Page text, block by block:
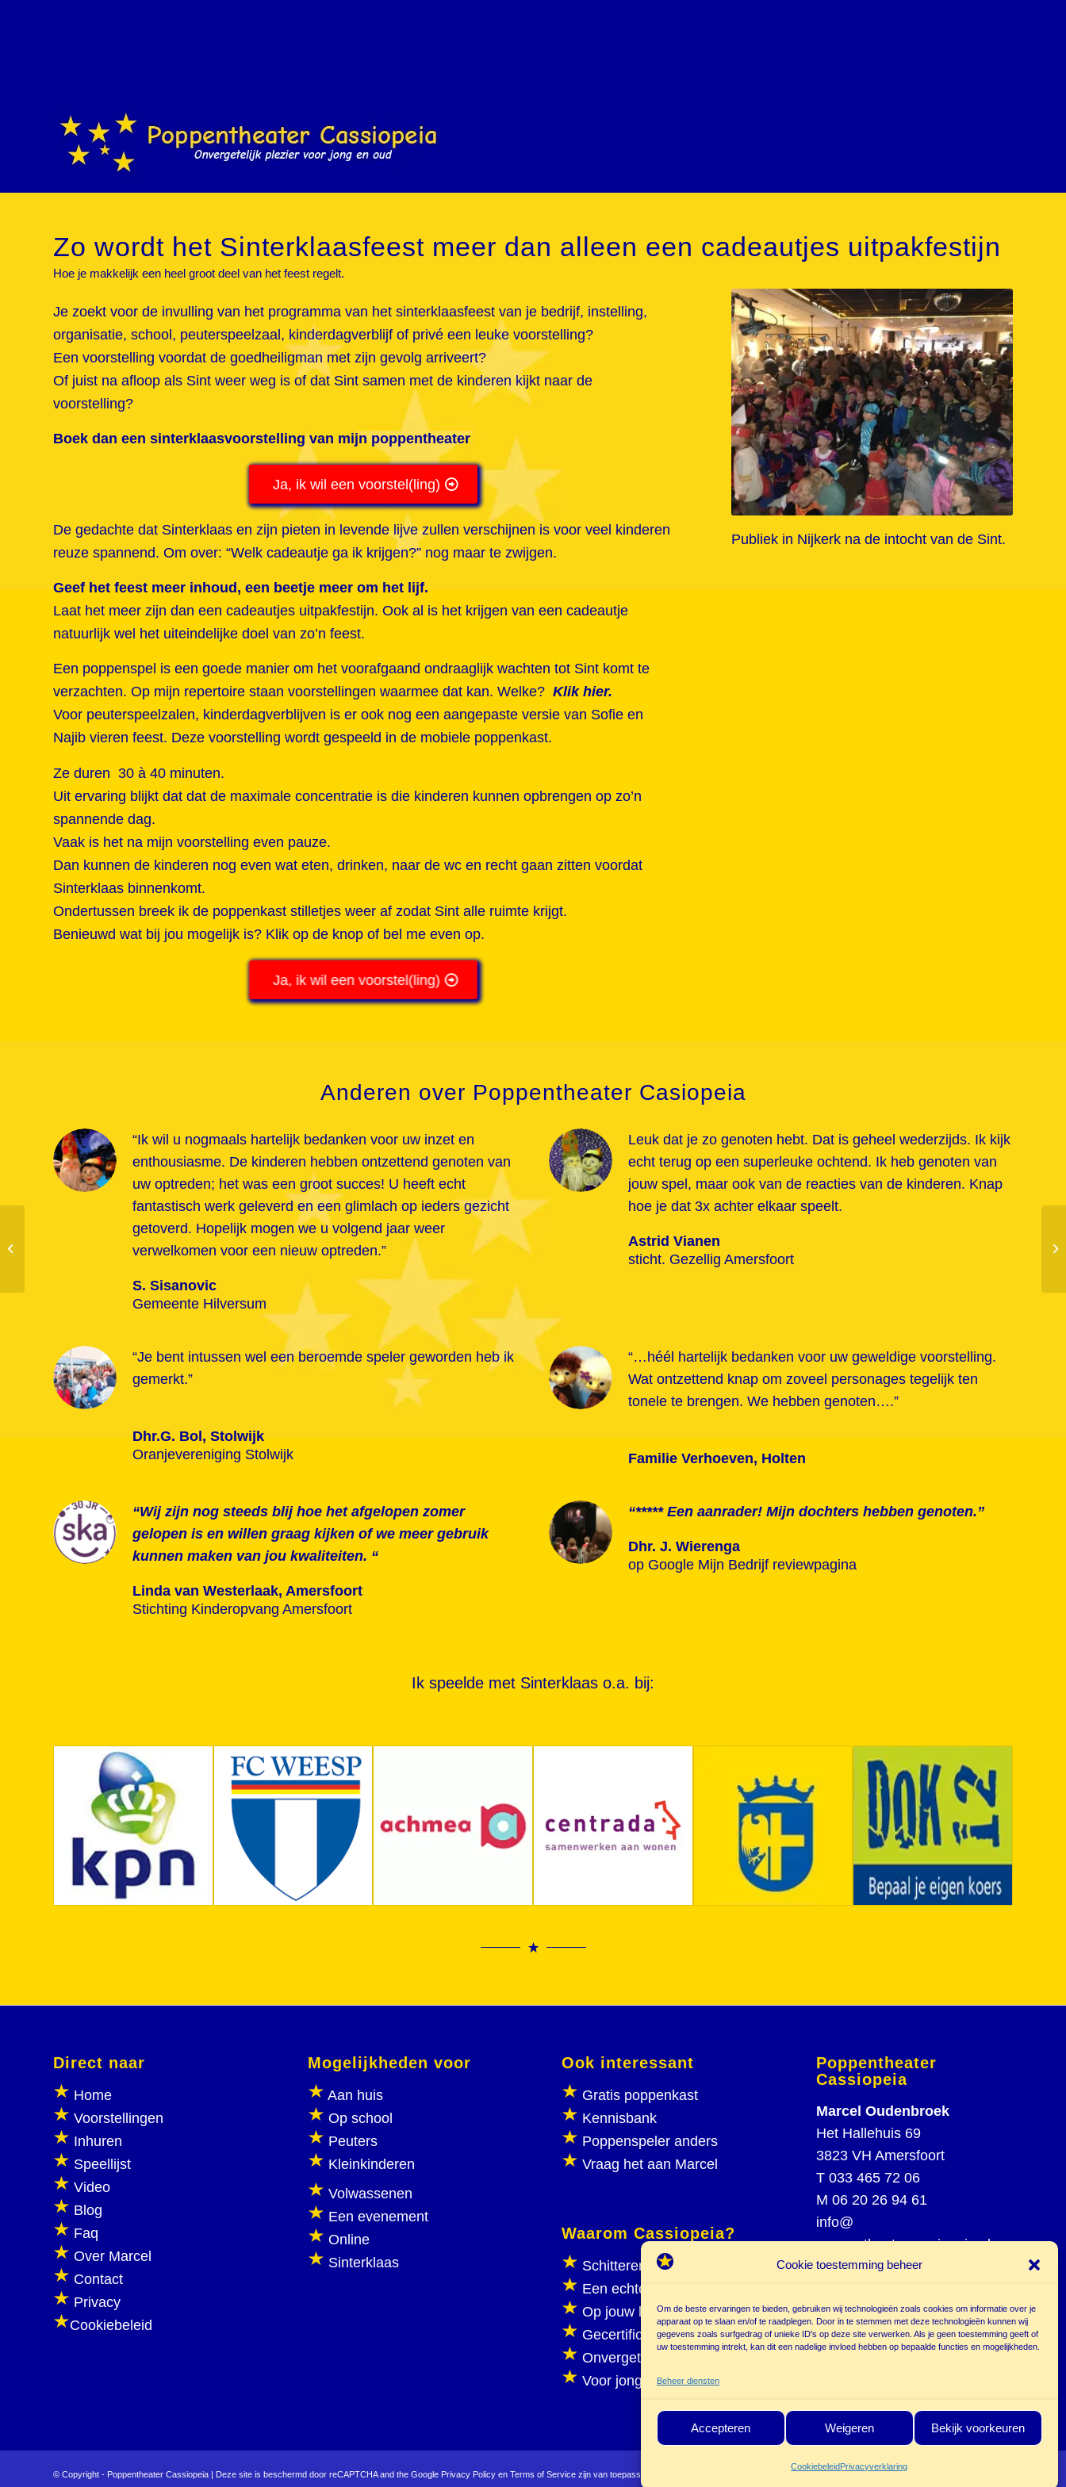
Cookie toestemming beheer
Om de beste ervaringen te bieden, gebruiken wij technologieën zoals cookies om informatie over je
apparaat op te slaan en/of te raadplegen. Door in te stemmen met deze technologieën kunnen wij
gegevens zoals surfgedrag of unieke ID's op deze site verwerken. Als je geen toestemming geeft of
uw toestemming intrekt, kan dit een nadelige invloed hebben op bepaalde functies en mogelijkheden.
Beheer diensten
Accepteren Weigeren Bekijk voorkeuren
CookiebeleidPrivacyverklaring
Zo wordt het Sinterklaasfeest meer dan alleen een cadeautjes uitpakfestijn
Hoe je makkelijk een heel groot deel van het feest regelt.
Je zoekt voor de invulling van het programma van het sinterklaasfeest van je bedrijf, instelling,
organisatie, school, peuterspeelzaal, kinderdagverblijf of privé een leuke voorstelling?
Een voorstelling voordat de goedheiligman met zijn gevolg arriveert?
Of juist na afloop als Sint weer weg is of dat Sint samen met de kinderen kijkt naar de
voorstelling?
Boek dan een sinterklaasvoorstelling van mijn poppentheater
Ja, ik wil een voorstel(ling)
De gedachte dat Sinterklaas en zijn pieten in levende lijve zullen verschijnen is voor veel kinderen
reuze spannend. Om over: “Welk cadeautje ga ik krijgen?” nog maar te zwijgen.
Geef het feest meer inhoud, een beetje meer om het lijf.
Laat het meer zijn dan een cadeautjes uitpakfestijn. Ook al is het krijgen van een cadeautje
natuurlijk wel het uiteindelijke doel van zo’n feest.
Een poppenspel is een goede manier om het voorafgaand ondraaglijk wachten tot Sint komt te
verzachten. Op mijn repertoire staan voorstellingen waarmee dat kan. Welke? Klik hier.
Voor peuterspeelzalen, kinderdagverblijven is er ook nog een aangepaste versie van Sofie en
Najib vieren feest. Deze voorstelling wordt gespeeld in de mobiele poppenkast.
Ze duren 30 à 40 minuten.
Uit ervaring blijkt dat dat de maximale concentratie is die kinderen kunnen opbrengen op zo’n
spannende dag.
Vaak is het na mijn voorstelling even pauze.
Dan kunnen de kinderen nog even wat eten, drinken, naar de wc en recht gaan zitten voordat
Sinterklaas binnenkomt.
Ondertussen breek ik de poppenkast stilletjes weer af zodat Sint alle ruimte krijgt.
Benieuwd wat bij jou mogelijk is? Klik op de knop of bel me even op.
Ja, ik wil een voorstel(ling)
Publiek in Nijkerk na de intocht van de Sint.
Anderen over Poppentheater Casiopeia
“Ik wil u nogmaals hartelijk bedanken voor uw inzet en
enthousiasme. De kinderen hebben ontzettend genoten van
uw optreden; het was een groot succes! U heeft echt
fantastisch werk geleverd en een glimlach op ieders gezicht
getoverd. Hopelijk mogen we u volgend jaar weer
verwelkomen voor een nieuw optreden.”
S. Sisanovic
Gemeente Hilversum
Leuk dat je zo genoten hebt. Dat is geheel wederzijds. Ik kijk
echt terug op een superleuke ochtend. Ik heb genoten van
jouw spel, maar ook van de reacties van de kinderen. Knap
hoe je dat 3x achter elkaar speelt.
Astrid Vianen
sticht. Gezellig Amersfoort
“Je bent intussen wel een beroemde speler geworden heb ik
gemerkt.”
Dhr.G. Bol, Stolwijk
Oranjevereniging Stolwijk
“…héél hartelijk bedanken voor uw geweldige voorstelling.
Wat ontzettend knap om zoveel personages tegelijk ten
tonele te brengen. We hebben genoten….”
Familie Verhoeven, Holten
“Wij zijn nog steeds blij hoe het afgelopen zomer
gelopen is en willen graag kijken of we meer gebruik
kunnen maken van jou kwaliteiten. “
Linda van Westerlaak, Amersfoort
Stichting Kinderopvang Amersfoort
“***** Een aanrader! Mijn dochters hebben genoten.”
Dhr. J. Wierenga
op Google Mijn Bedrijf reviewpagina
Ik speelde met Sinterklaas o.a. bij:
Direct naar
Home
Voorstellingen
Inhuren
Speellijst
Video
Blog
Faq
Over Marcel
Contact
Privacy
Cookiebeleid
Mogelijkheden voor
Aan huis
Op school
Peuters
Kleinkinderen
Volwassenen
Een evenement
Online
Sinterklaas
Ook interessant
Gratis poppenkast
Kennisbank
Poppenspeler anders
Vraag het aan Marcel
Waarom Cassiopeia?
Schitterend poppenspel
Een echte poppenkast
Op jouw locatie
Gecertificeerd
Onvergetelijk plezier
Voor jong en oud
Poppentheater
Cassiopeia
Marcel Oudenbroek
Het Hallehuis 69
3823 VH Amersfoort
T 033 465 72 06
M 06 20 26 94 61
info@
poppentheatercassiopeia.nl
© Copyright - Poppentheater Cassiopeia | Deze site is beschermd door reCAPTCHA and the Google Privacy Policy en Terms of Service zijn van toepassing.